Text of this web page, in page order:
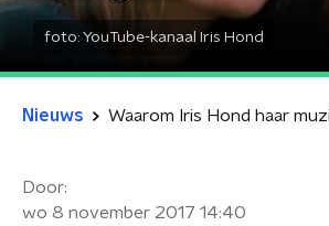
foto: YouTube-kanaal Iris Hond
Nieuws
Door:
wo 8 november 2017 14:40